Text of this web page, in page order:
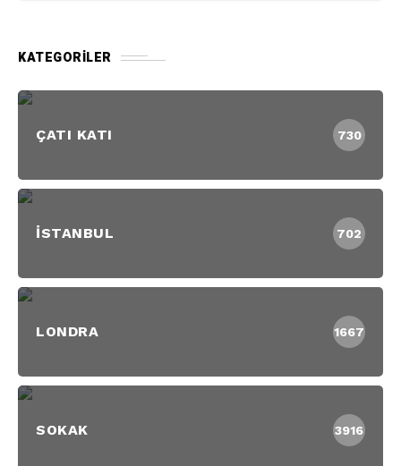
KATEGORILER
ÇATI KATI 730
İSTANBUL 702
LONDRA 1667
SOKAK 3916